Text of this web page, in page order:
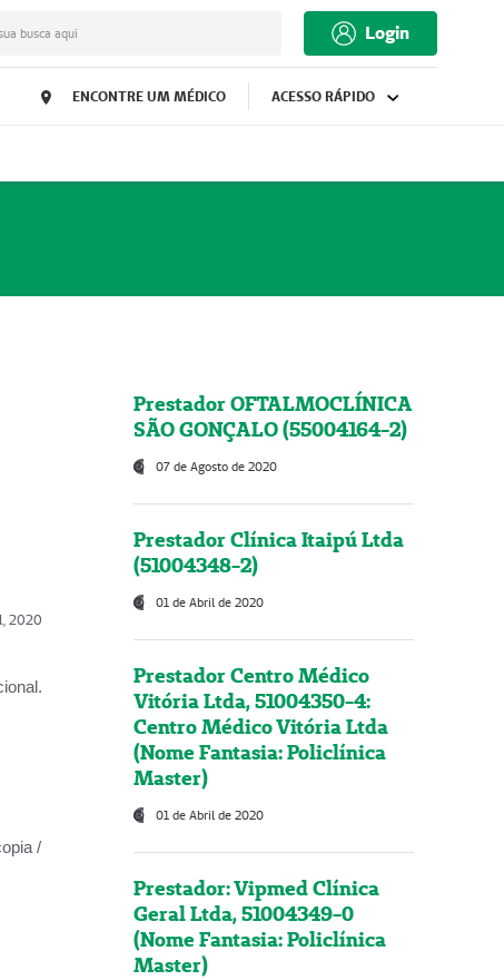
busca aqui Login
ENCONTRE UM MÉDICO ACESSO RÁPIDO
2020
/
Prestador OFTALMOCLÍNICA
SÃO GONÇALO (55004164-2)
07 de Agosto de 2020
Prestador Clínica Itaipú Ltda
(51004348-2)
01 de Abril de 2020
Prestador Centro Médico
Vitória Ltda, 51004350-4:
Centro Médico Vitória Ltda
(Nome Fantasia: Policlínica
Master)
01 de Abril de 2020
Prestador: Vipmed Clínica
Geral Ltda, 51004349-0
(Nome Fantasia: Policlínica
Master)